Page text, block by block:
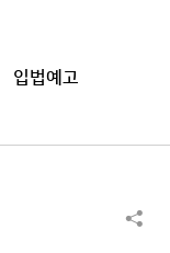
입법예고